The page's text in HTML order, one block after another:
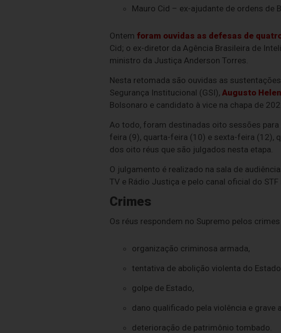
Mauro Cid – ex-ajudante de ordens de
Ontem foram ouvidas as defesas de
Cid; o ex-diretor da Agência Brasileira de
ministro da Justiça Anderson Torres.
Nesta retomada são ouvidas as
Segurança Institucional (GSI), Augusto
Bolsonaro e candidato à vice na chapa de
Ao todo, foram destinadas oito sessões
feira (9), quarta-feira (10) e sexta-feira (12),
dos oito réus que são julgados nesta etapa.
O julgamento é realizado na sala de
TV e Rádio Justiça e pelo canal oficial do STF
Crimes
Os réus respondem no Supremo pelos crimes
organização criminosa armada,
tentativa de abolição violenta do
golpe de Estado,
dano qualificado pela violência e grave
deterioração de patrimônio tombado.